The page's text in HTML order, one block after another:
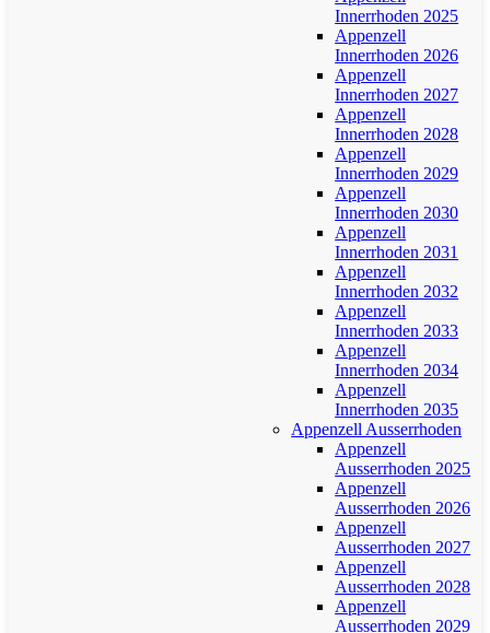
Innerrhoden 2025
Appenzell
Innerrhoden 2026
Appenzell
Innerrhoden 2027
Appenzell
Innerrhoden 2028
Appenzell
Innerrhoden 2029
Appenzell
Innerrhoden 2030
Appenzell
Innerrhoden 2031
Appenzell
Innerrhoden 2032
Appenzell
Innerrhoden 2033
Appenzell
Innerrhoden 2034
Appenzell
Innerrhoden 2035
Appenzell Ausserrhoden
Appenzell
Ausserrhoden 2025
Appenzell
Ausserrhoden 2026
Appenzell
Ausserrhoden 2027
Appenzell
Ausserrhoden 2028
Appenzell
Ausserrhoden 2029